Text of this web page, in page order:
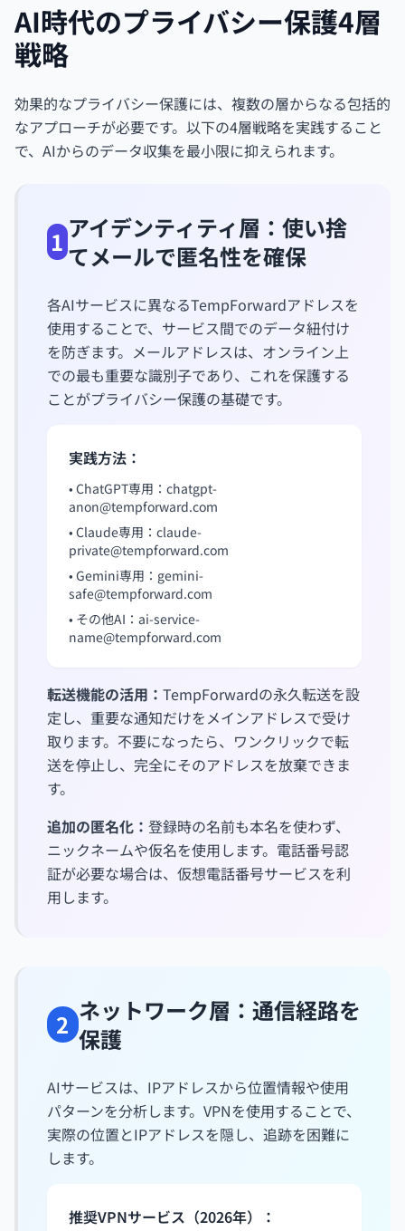
AI時代のプライバシー保護4層
戦略
効果的なプライバシー保護には、複数の層からなる包括的
なアプローチが必要です。以下の4層戦略を実践すること
で、AIからのデータ収集を最小限に抑えられます。
1アイデンティティ層：使い捨
てメールで匿名性を確保
各AIサービスに異なるTempForwardアドレスを
使用することで、サービス間でのデータ紐付け
を防ぎます。メールアドレスは、オンライン上
での最も重要な識別子であり、これを保護する
ことがプライバシー保護の基礎です。
実践方法：
• ChatGPT専用： chatgpt-
anon@tempforward.com
• Claude専用： claude-
private@tempforward.com
• Gemini専用： gemini-
safe@tempforward.com
• その他AI： ai-service-
name@tempforward.com
転送機能の活用： TempForwardの永久転送を設
定し、重要な通知だけをメインアドレスで受け
取ります。不要になったら、ワンクリックで転
送を停止し、完全にそのアドレスを放棄できま
す。
追加の匿名化： 登録時の名前も本名を使わず、
ニックネームや仮名を使用します。電話番号認
証が必要な場合は、仮想電話番号サービスを利
用します。
2 ネットワーク層：通信経路を
保護
AIサービスは、IPアドレスから位置情報や使用
パターンを分析します。VPNを使用することで、
実際の位置とIPアドレスを隠し、追跡を困難に
します。
推奨VPNサービス（2026年）：